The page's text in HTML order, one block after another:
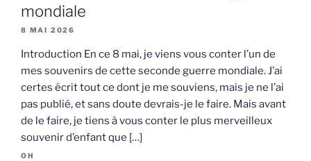
mondiale
8 MAI 2026
Introduction En ce 8 mai, je viens vous conter l’un de
mes souvenirs de cette seconde guerre mondiale. J’ai
certes écrit tout ce dont je me souviens, mais je ne l’ai
pas publié, et sans doute devrais-je le faire. Mais avant
de le faire, je tiens à vous conter le plus merveilleux
souvenir d’enfant que […]
OH